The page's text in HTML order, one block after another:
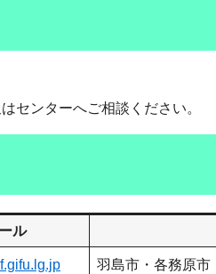
センターへご相談ください。
ル
羽島市・各務原市